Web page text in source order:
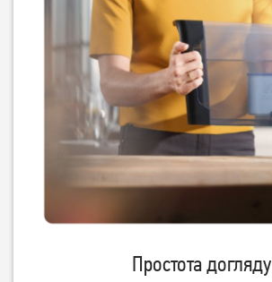
Простота догляду